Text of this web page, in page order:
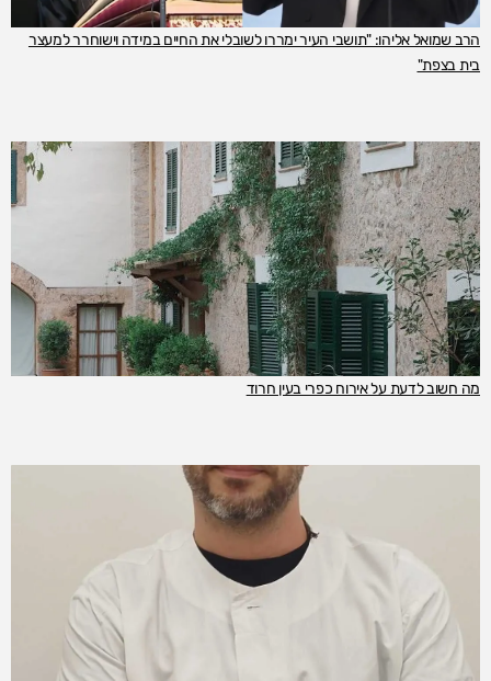
הרב שמואל אליהו: "תושבי העיר ימררו לשובלי את החיים במידה וישוחרר למעצר
בית בצפת"
מה חשוב לדעת על אירוח כפרי בעין חרוד